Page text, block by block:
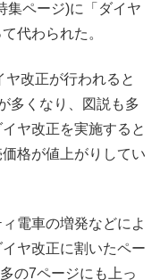
集ページ)に「ダイヤ
代わられた。
改正が行われると
多くなり、図説も多
ヤ改正を実施すると
格が値上がりしてい
電車の増発などによ
ヤ改正に割いたペー
の7ページにも上っ